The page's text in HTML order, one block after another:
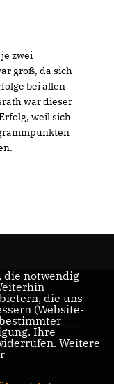
zwei
groß, da sich
bei allen
war dieser
weil sich
Herzlich
Willkommen beim
CDU Stadtverband
Rösrath
die notwendig
die uns
(Website-
Ihre
Weitere